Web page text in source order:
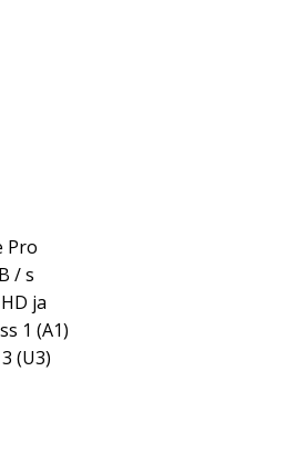
Pro
/ s
ja
1 (A1)
(U3)